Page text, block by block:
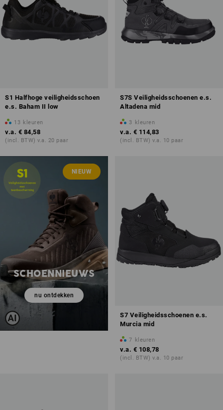
S1 Halfhoge veiligheidsschoen
e.s. Baham II low
13 kleuren
v.a. € 84,58
(incl. BTW) v.a. 20 paar
S7S Veiligheidsschoenen e.s.
Altadena mid
3 kleuren
v.a. € 114,83
(incl. BTW) v.a. 10 paar
NIEUW
SCHOENNIEUWS
nu ontdekken
S7 Veiligheidsschoenen e.s.
Murcia mid
7 kleuren
v.a. € 108,78
(incl. BTW) v.a. 10 paar